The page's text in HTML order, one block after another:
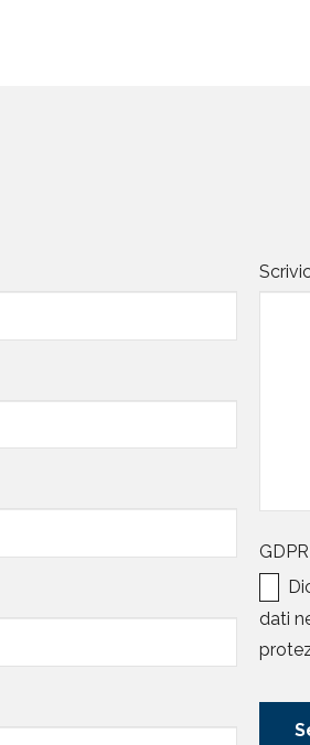
GDPR
dati